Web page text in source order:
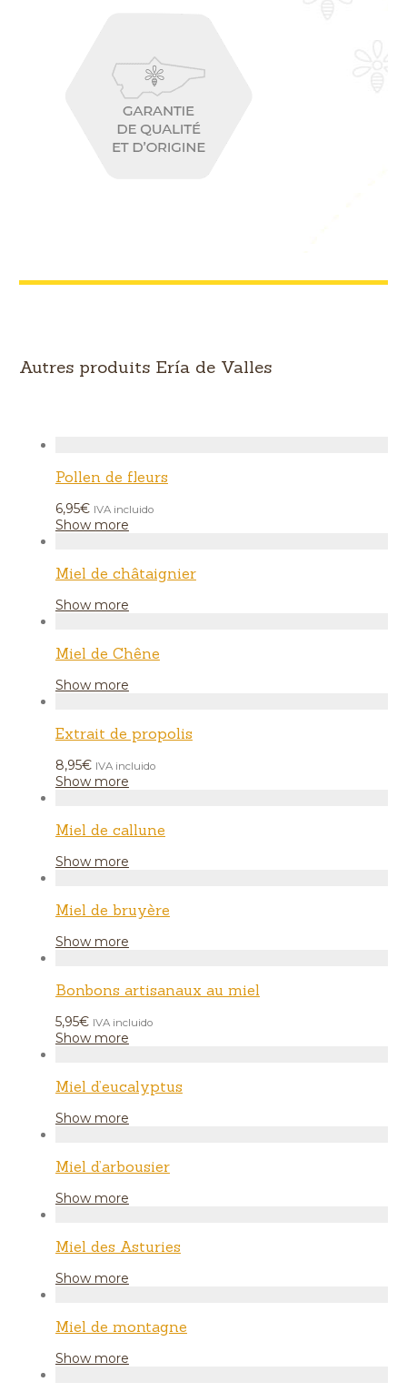
Autres produits Ería de Valles
Pollen de fleurs
6,95€ IVA incluido
Show more
Miel de châtaignier
Show more
Miel de Chêne
Show more
Extrait de propolis
8,95€ IVA incluido
Show more
Miel de callune
Show more
Miel de bruyère
Show more
Bonbons artisanaux au miel
5,95€ IVA incluido
Show more
Miel d’eucalyptus
Show more
Miel d’arbousier
Show more
Miel des Asturies
Show more
Miel de montagne
Show more